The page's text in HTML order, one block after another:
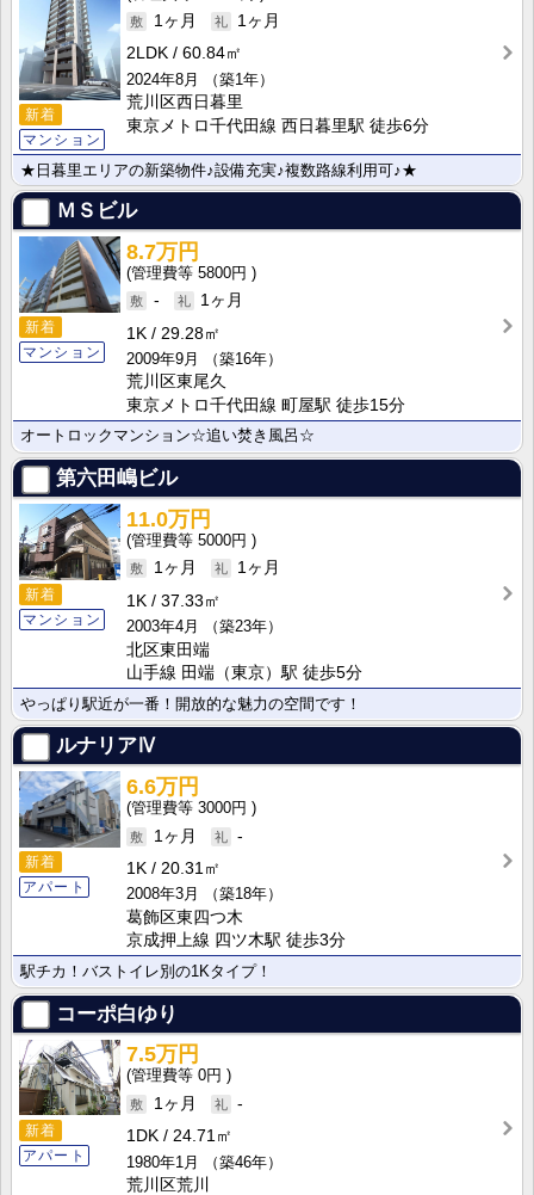
新着
マンション
1ヶ月
1ヶ月
2LDK
60.84㎡
2024年8月
（築1年）
荒川区西日暮里
東京メトロ千代田線 西日暮里駅 徒歩6分
★日暮里エリアの新築物件♪設備充実♪複数路線利用可♪★
ＭＳビル
新着
マンション
8.7万円
5800円
-
1ヶ月
1K
29.28㎡
2009年9月
（築16年）
荒川区東尾久
東京メトロ千代田線 町屋駅 徒歩15分
オートロックマンション☆追い焚き風呂☆
第六田嶋ビル
新着
マンション
11.0万円
5000円
1ヶ月
1ヶ月
1K
37.33㎡
2003年4月
（築23年）
北区東田端
山手線 田端（東京）駅 徒歩5分
やっぱり駅近が一番！開放的な魅力の空間です！
ルナリアⅣ
新着
アパート
6.6万円
3000円
1ヶ月
-
1K
20.31㎡
2008年3月
（築18年）
葛飾区東四つ木
京成押上線 四ツ木駅 徒歩3分
駅チカ！バストイレ別の1Kタイプ！
コーポ白ゆり
新着
アパート
7.5万円
0円
1ヶ月
-
1DK
24.71㎡
1980年1月
（築46年）
荒川区荒川